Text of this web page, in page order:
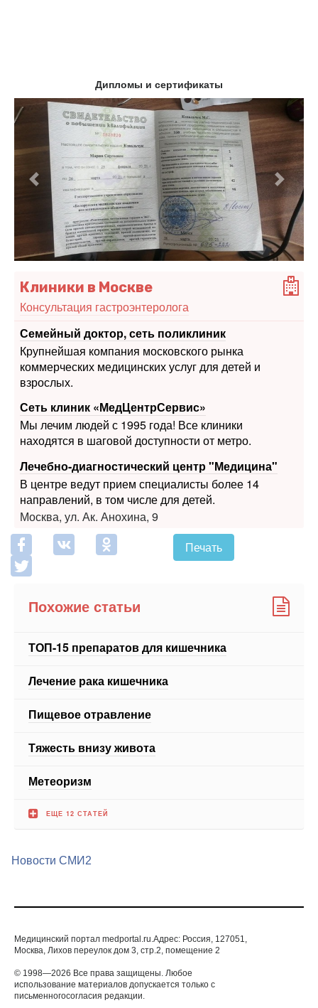
Дипломы и сертификаты
Предыдущий
Клиники в Москве
Консультация гастроэнтеролога
Семейный доктор, сеть поликлиник
Крупнейшая компания московского рынка
коммерческих медицинских услуг для детей и
взрослых.
Сеть клиник «МедЦентрСервис»
Мы лечим людей с 1995 года! Все клиники
находятся в шаговой доступности от метро.
Лечебно-диагностический центр "Медицина"
В центре ведут прием специалисты более 14
направлений, в том числе для детей.
Москва, ул. Ак. Анохина, 9
Печать
Похожие статьи
ТОП-15 препаратов для кишечника
Лечение рака кишечника
Пищевое отравление
Тяжесть внизу живота
Метеоризм
ЕЩЕ 12 СТАТЕЙ
Новости СМИ2
Медицинский портал medportal.ru.Адрес: Россия, 127051,
Москва, Лихов переулок дом 3, стр.2, помещение 2
© 1998—2026 Все права защищены. Любое
использование материалов допускается только с
письменногосогласия редакции.